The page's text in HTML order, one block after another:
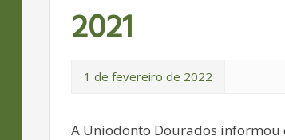
2021
1 de fevereiro de 2022
A Uniodonto Dourados informou